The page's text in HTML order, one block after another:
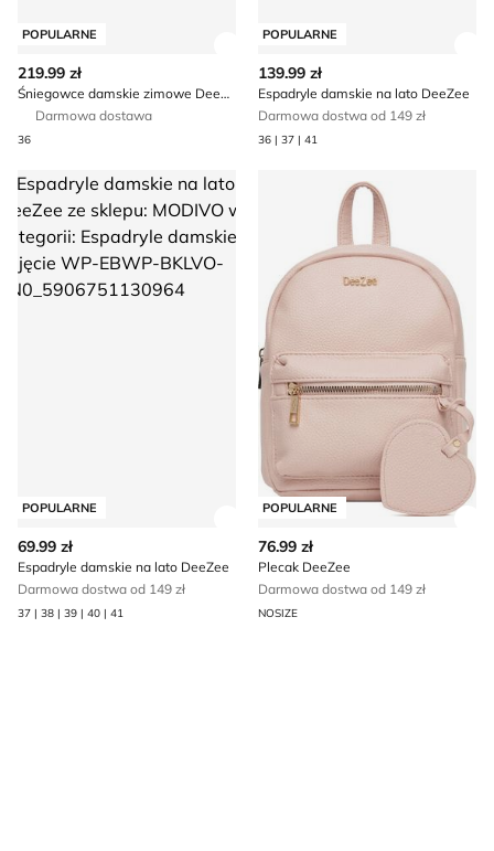
POPULARNE
219.99 zł
Śniegowce damskie zimowe DeeZee
Darmowa dostawa
36
POPULARNE
139.99 zł
Espadryle damskie na lato DeeZee
Darmowa dostwa od 149 zł
36 | 37 | 41
damskie na lato DeeZee
POPULARNE
69.99 zł
Espadryle damskie na lato DeeZee
Darmowa dostwa od 149 zł
37 | 38 | 39 | 40 | 41
Plecak DeeZee
POPULARNE
76.99 zł
Plecak DeeZee
Darmowa dostwa od 149 zł
NOSIZE